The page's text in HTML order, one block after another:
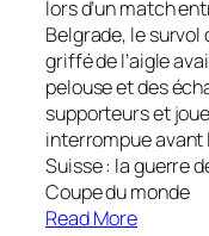
lors d’un match
Belgrade, le survol
griffé de l’aigle
pelouse et des
supporteurs et
interrompue avant
Suisse : la guerre
Coupe du monde
Read More